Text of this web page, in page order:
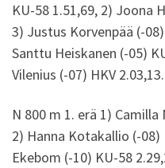
KU-58 1.51,69, 2) Joona
3) Justus Korvenpää (-
Santtu Heiskanen (-05)
Vilenius (-07) HKV 2.03,13.
N 800 m 1. erä 1)
2) Hanna Kotakallio (-08)
Ekebom (-10) KU-58